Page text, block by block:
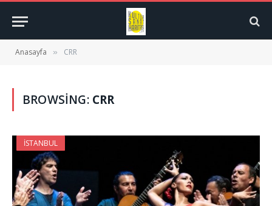
Anasayfa » CRR
BROWSING: CRR
İSTANBUL